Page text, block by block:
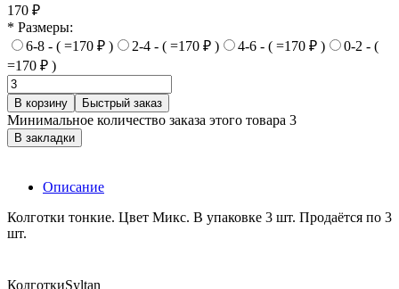
170 ₽
* Размеры:
6-8 - ( =170 ₽ )
2-4 - ( =170 ₽ ) 4-6 - ( =170 ₽ )
0-2 - (
=170 ₽ )
В корзину Быстрый заказ
Минимальное количество заказа этого товара 3
В закладки
Описание
Колготки тонкие. Цвет Микс. В упаковке 3 шт. Продаётся по 3
шт.
КолготкиSyltan